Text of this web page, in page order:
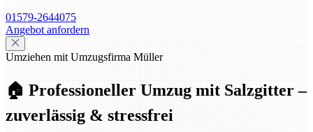
01579-2644075
Angebot anfordern
Umziehen mit Umzugsfirma Müller
🏠 Professioneller Umzug mit Salzgitter –
zuverlässig & stressfrei